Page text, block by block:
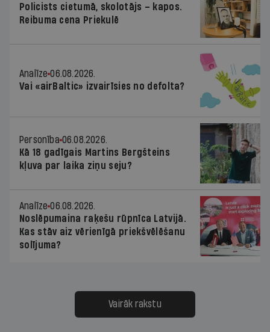
Policists cietumā, skolotājs – kapos.
Reibuma cena Priekulē
Analīze 06.08.2026.
Vai «airBaltic» izvairīsies no defolta?
Personība 06.08.2026.
Kā 18 gadīgais Martins Bergšteins
kļuva par laika ziņu seju?
Analīze 06.08.2026.
Noslēpumaina raķešu rūpnīca Latvijā.
Kas stāv aiz vērienīgā priekšvēlēšanu
solījuma?
Vairāk rakstu